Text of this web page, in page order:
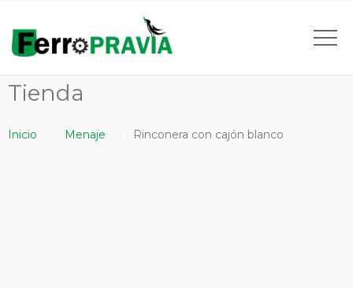
Tienda
Inicio Menaje Rinconera con cajón blanco